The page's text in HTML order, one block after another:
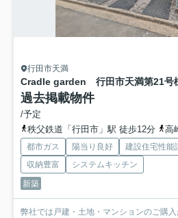
行田市天満
Cradle garden 行田市天満第21号
過去掲載物件
/予定
秩父鉄道「行田市」駅 徒歩12分
高
都市ガス 陽当り良好 建設住宅性能
収納豊富
システムキッチン
新築
弊社では戸建・土地・マンションのご購